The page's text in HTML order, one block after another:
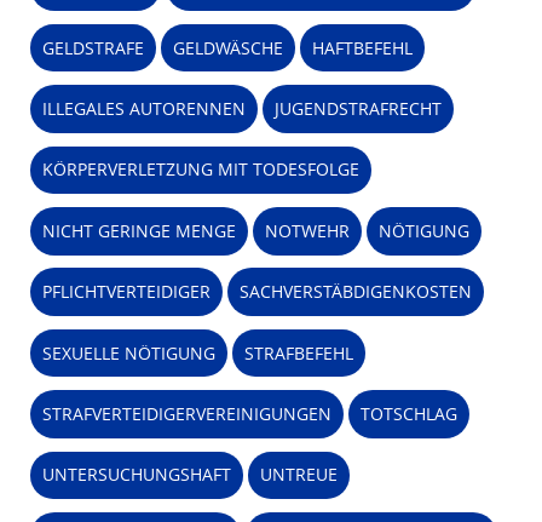
GELDSTRAFE GELDWÄSCHE HAFTBEFEHL
ILLEGALES AUTORENNEN JUGENDSTRAFRECHT
KÖRPERVERLETZUNG MIT TODESFOLGE
NICHT GERINGE MENGE NOTWEHR NÖTIGUNG
PFLICHTVERTEIDIGER SACHVERSTÄBDIGENKOSTEN
SEXUELLE NÖTIGUNG STRAFBEFEHL
STRAFVERTEIDIGERVEREINIGUNGEN TOTSCHLAG
UNTERSUCHUNGSHAFT UNTREUE